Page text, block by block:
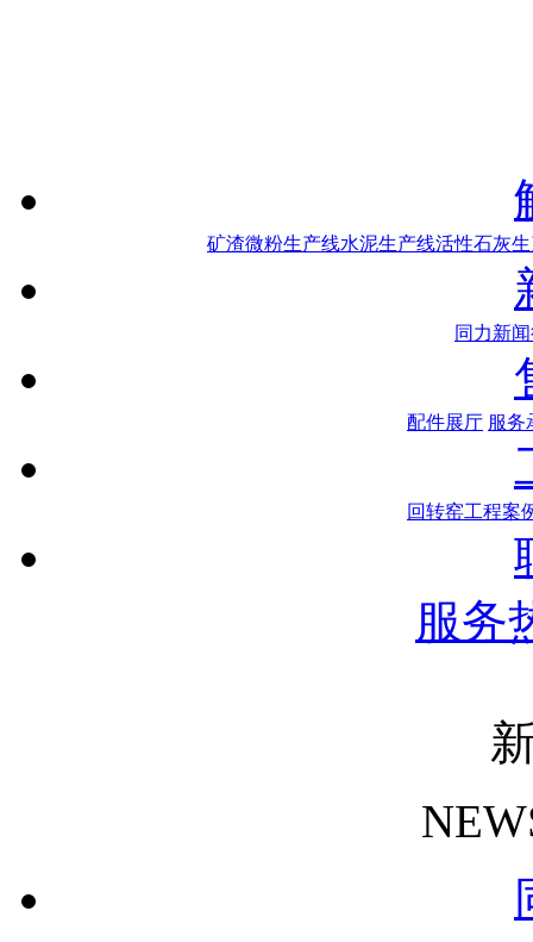
矿渣微粉生产线水泥生产线活性石灰
同力新闻
配件展厅 服务
回转窑工程案
服务